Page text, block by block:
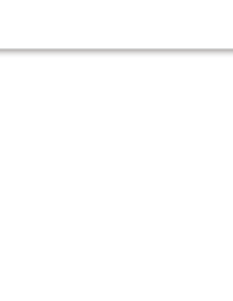
南手机维修培训学校,